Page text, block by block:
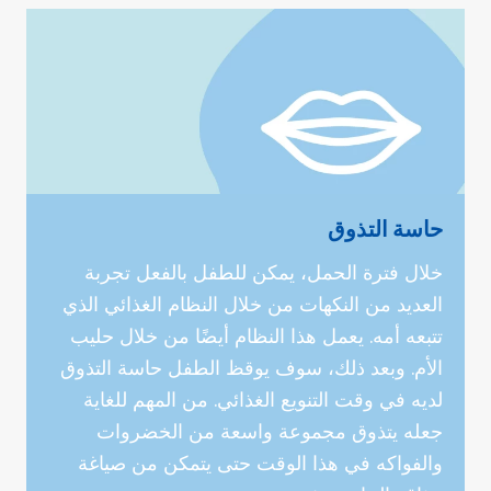
حاسة التذوق
خلال فترة الحمل، يمكن للطفل بالفعل تجربة
العديد من النكهات من خلال النظام الغذائي الذي
تتبعه أمه. يعمل هذا النظام أيضًا من خلال حليب
الأم. وبعد ذلك، سوف يوقظ الطفل حاسة التذوق
لديه في وقت التنويع الغذائي. من المهم للغاية
جعله يتذوق مجموعة واسعة من الخضروات
والفواكه في هذا الوقت حتى يتمكن من صياغة